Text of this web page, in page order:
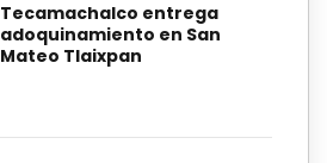
Tecamachalco entrega
adoquinamiento en San
Mateo Tlaixpan